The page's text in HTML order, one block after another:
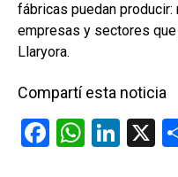
fábricas puedan
empresas y sectores
Llaryora.
Compartí esta noticia
F
W Li
X